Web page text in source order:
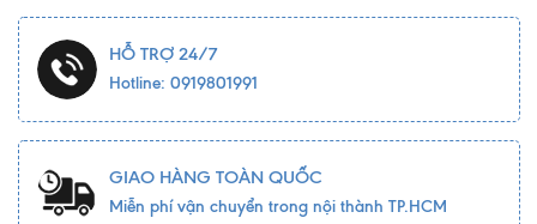
HỖ TRỢ 24/7
Hotline: 0919801991
GIAO HÀNG TOÀN QUỐC
Miễn phí vận chuyển trong nội thành TP.HCM